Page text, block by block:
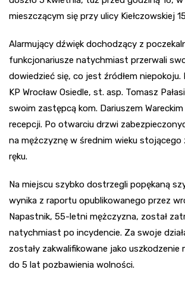
mieszczącym się przy ulicy Kiełczowskiej
Alarmujący dźwięk dochodzący z
funkcjonariusze natychmiast przerwali
dowiedzieć się, co jest źródłem niepokoju.
KP Wrocław Osiedle, st. asp. Tomasz
swoim zastępcą kom. Dariuszem
recepcji. Po otwarciu drzwi
na mężczyznę w średnim wieku stojącego
ręku.
Na miejscu szybko dostrzegli popękaną
wynika z raportu opublikowanego przez
Napastnik, 55-letni mężczyzna, został
natychmiast po incydencie. Za swoje
zostały zakwalifikowane jako uszkodzenie
do 5 lat pozbawienia wolności.